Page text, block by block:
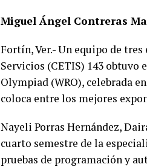
Miguel Ángel Contreras
Fortín, Ver.- Un equipo de
Servicios (CETIS) 143 obtuvo
Olympiad (WRO), celebrada
coloca entre los mejores
Nayeli Porras Hernández,
cuarto semestre de la
pruebas de programación y